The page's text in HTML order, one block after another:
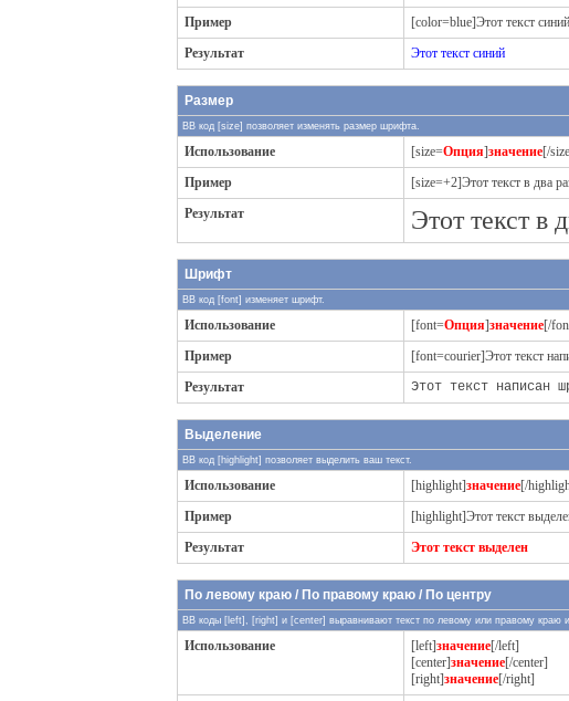
Пример
[color=blue]Этот текст
Результат
Этот текст синий
Размер
BB код [size] позволяет изменять размер шрифта.
Использование [size=Опция]значение[/
Пример
[size=+2]Этот текст в два
Результат
Этот текст в
Шрифт
BB код [font] изменяет шрифт.
Использование [font=Опция]значение[/
Пример
[font=courier]Этот текст
Результат
Этот текст написан
Выделение
BB код [highlight] позволяет выделить ваш текст.
Использование [highlight]значение[/
Пример
[highlight]Этот текст
Результат
Этот текст выделен
По левому краю / По правому краю / По центру
BB коды [left], [right] и [center] выравнивают текст по левому или правому краю и
Использование [left]значение[/left]
[center]значение[/center]
[right]значение[/right]